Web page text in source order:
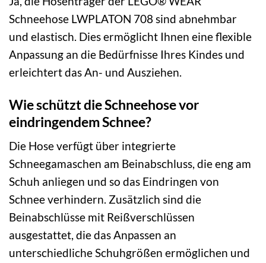
Schneehose LWPLATON 708 sind abnehmbar
und elastisch. Dies ermöglicht Ihnen eine flexible
Anpassung an die Bedürfnisse Ihres Kindes und
erleichtert das An- und Ausziehen.
Wie schützt die Schneehose vor
eindringendem Schnee?
Die Hose verfügt über integrierte
Schneegamaschen am Beinabschluss, die eng am
Schuh anliegen und so das Eindringen von
Schnee verhindern. Zusätzlich sind die
Beinabschlüsse mit Reißverschlüssen
ausgestattet, die das Anpassen an
unterschiedliche Schuhgrößen ermöglichen und